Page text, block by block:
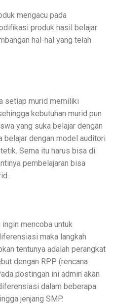
mengacu pada
produk hasil belajar
hal-hal yang telah
setiap murid memiliki
kebutuhan murid pun
yang suka belajar dengan
belajar dengan model auditori
Sema itu harus bisa di
pembelajaran bisa
mencoba untuk
maka langkah
tentunya adalah perangkat
dengan RPP (rencana
postingan ini admin akan
dalam beberapa
jenjang SMP.